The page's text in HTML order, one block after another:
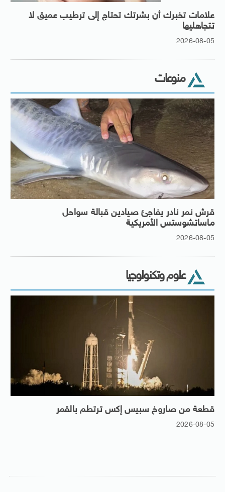
علامات تخبرك أن بشرتك تحتاج إلى ترطيب عميق لا
تتجاهليها
2026-08-05
منوعات
قرش نمر نادر يفاجئ صيادين قبالة سواحل
ماساتشوستس الأمريكية
2026-08-05
علوم وتكنولوجيا
قطعة من صاروخ سبيس إكس ترتطم بالقمر
2026-08-05